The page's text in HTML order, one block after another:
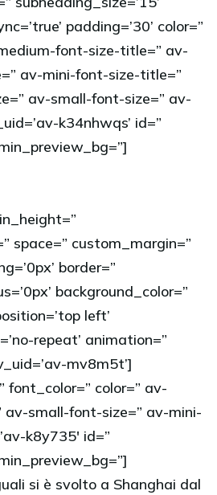
padding=’30’ color=”
font-size-title=” av-
av-mini-font-size-title=”
av-small-font-size=” av-
k34nhwqs’ id=”
space=” custom_margin=”
border=”
background_color=”
left’
repeat’ animation=”
mv8m5t’]
font_color=” color=” av-
av-small-font-size=” av-mini-
k8y735′ id=”
si è svolto a Shanghai dal